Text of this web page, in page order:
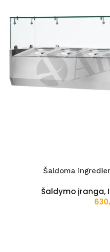
Šaldoma
Šaldymo įranga,